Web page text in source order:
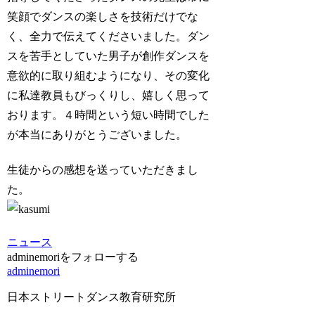
笑顔でダンスの楽しさを技術だけでな
く、全力で伝えてくださいました。ダン
スを苦手としていた男子が創作ダンスを
意欲的に取り組むようになり、その変化
に私達教員もびっくりし、嬉しく思って
おります。４時間という短い時間でした
が本当にありがとうございました。
生徒からの感想を送っていただきまし
た。
ニュース
adminemoriをフォローする
adminemori
日本ストリートダンス教育研究所